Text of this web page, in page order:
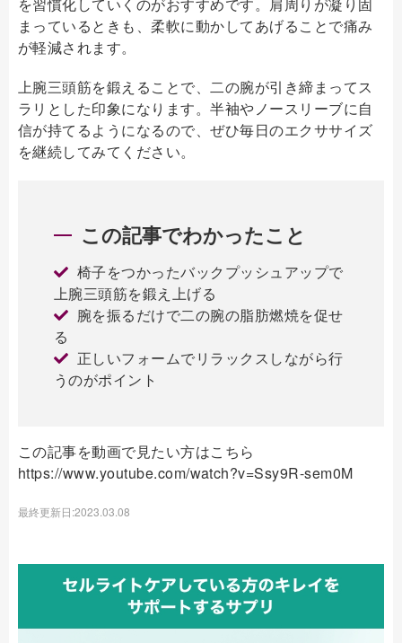
まっているときも、柔軟に動かしてあげることで痛み
が軽減されます。
上腕三頭筋を鍛えることで、二の腕が引き締まってス
ラリとした印象になります。半袖やノースリーブに自
信が持てるようになるので、ぜひ毎日のエクササイズ
を継続してみてください。
この記事でわかったこと
椅子をつかったバックプッシュアップで
上腕三頭筋を鍛え上げる
腕を振るだけで二の腕の脂肪燃焼を促せ
る
正しいフォームでリラックスしながら行
うのがポイント
この記事を動画で見たい方はこちら
https://www.youtube.com/watch?v=Ssy9R-sem0M
最終更新日:2023.03.08